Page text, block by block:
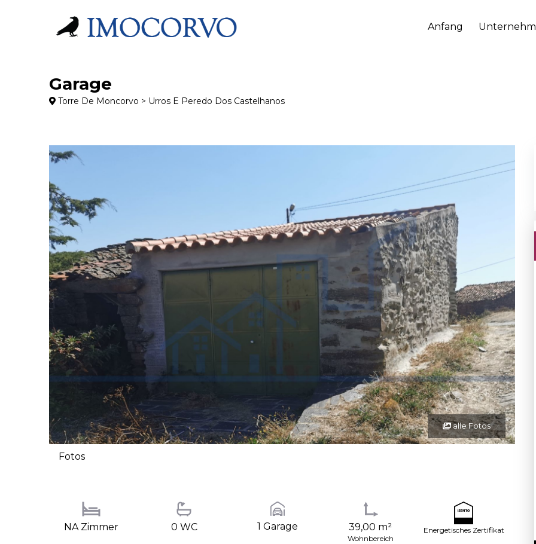
Anfang
Garage
Torre De Moncorvo > Urros E Peredo Dos Castelhanos
alle Fotos
Fotos
NA Zimmer 0 WC 1 Garage 39,00 m²
Wohnbereich
Energetisches Zertifikat